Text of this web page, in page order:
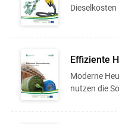
Effiziente
Moderne
nutzen die